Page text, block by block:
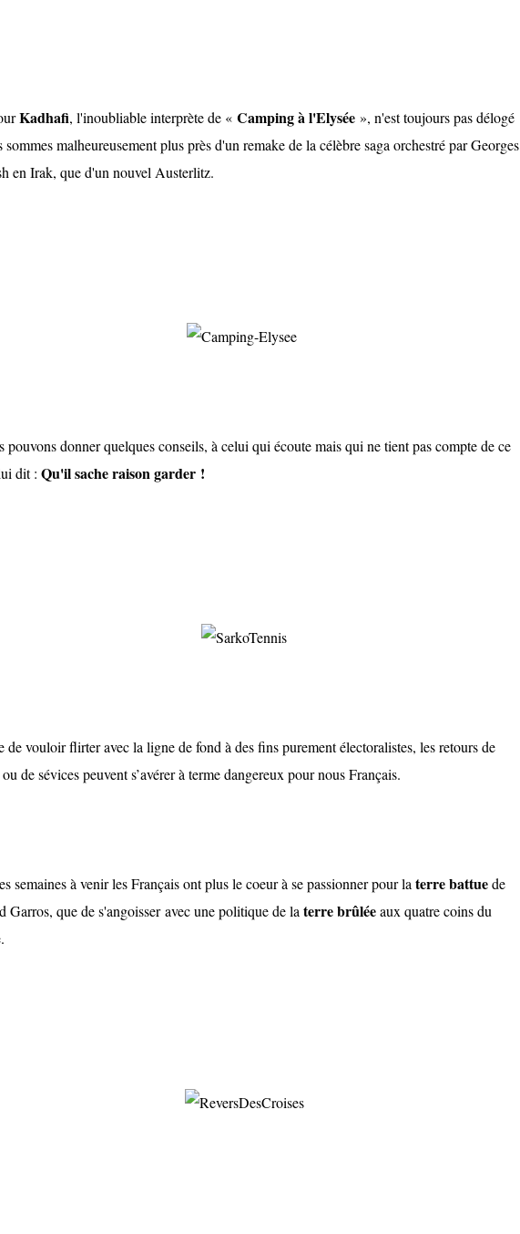
Kadhafi, l'inoubliable interprète de « Camping à l'Elysée », n'est toujours pas délogé
sommes malheureusement plus près d'un remake de la célèbre saga orchestré par Georges
en Irak, que d'un nouvel Austerlitz.
pouvons donner quelques conseils, à celui qui écoute mais qui ne tient pas compte de ce
dit : Qu'il sache raison garder !
de vouloir flirter avec la ligne de fond à des fins purement électoralistes, les retours de
de sévices peuvent s’avérer à terme dangereux pour nous Français.
semaines à venir les Français ont plus le coeur à se passionner pour la terre battuede
Garros, que de s'angoisser avec une politique de la terre brûléeaux quatre coins du